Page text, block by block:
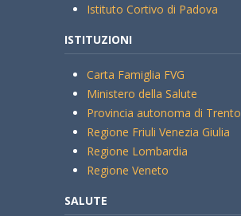
Istituto Cortivo di Padova
ISTITUZIONI
Carta Famiglia FVG
Ministero della Salute
Provincia autonoma di Trento
Regione Friuli Venezia Giulia
Regione Lombardia
Regione Veneto
SALUTE